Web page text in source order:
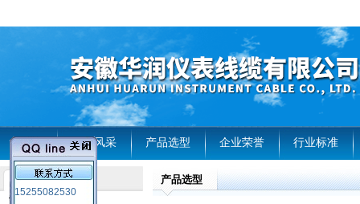
首页 企业风采 产品选型 企业荣誉 行业标准
15255082530
产品列表 产品选型